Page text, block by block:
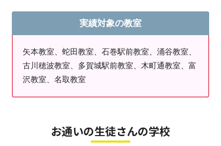
を定期的に行っております。
​明光義塾多賀城駅前教室
多賀城市東田中2-2-3 2A
電話：０２２－３８９－２４５０
塾休日：毎週水・日曜日、祝日
日本ウェルネス高校、飛鳥未来きずな高校、仙台
実績対象の教室
矢本教室、蛇田教室、石巻駅前教室、涌谷教室、
古川穂波教室、多賀城駅前教室、木町通教室、富
沢教室、名取教室
お通いの生徒さんの学校